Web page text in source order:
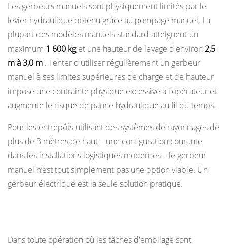
de
certification
des
15
Résumé : L'essentiel
sur
les
gerbeurs
électriques
manuels
Les gerbeurs manuels sont physiquement limités par le
levier hydraulique obtenu grâce au pompage manuel. La
plupart des modèles manuels standard atteignent un
maximum 1 600 kget une hauteur de levage d'environ 2,5
m à 3,0 m . Tenter d'utiliser régulièrement un gerbeur
manuel à ses limites supérieures de charge et de hauteur
impose une contrainte physique excessive à l'opérateur et
augmente le risque de panne hydraulique au fil du temps.
Pour les entrepôts utilisant des systèmes de rayonnages de
plus de 3 mètres de haut – une configuration courante
dans les installations logistiques modernes – le gerbeur
manuel n’est tout simplement pas une option viable. Un
gerbeur électrique est la seule solution pratique.
Dans toute opération où les tâches d'empilage sont